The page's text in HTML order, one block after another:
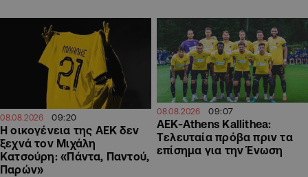
08.08.2026 09:20
Η οικογένεια της ΑΕΚ δεν
ξεχνά τον Μιχάλη
Κατσούρη: «Πάντα, Παντού,
Παρών»
08.08.2026 09:07
ΑΕΚ-Athens Kallithea:
Tελευταία πρόβα πριν τα
επίσημα για την Ένωση